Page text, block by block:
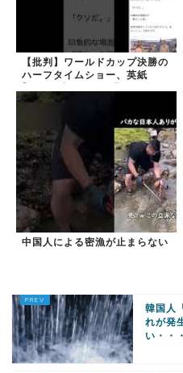
【批判】ワールドカップ決勝の
ハーフタイムショー、英紙
た｣
中国人による密漁が止まらない
韓国人
れが発
い・・